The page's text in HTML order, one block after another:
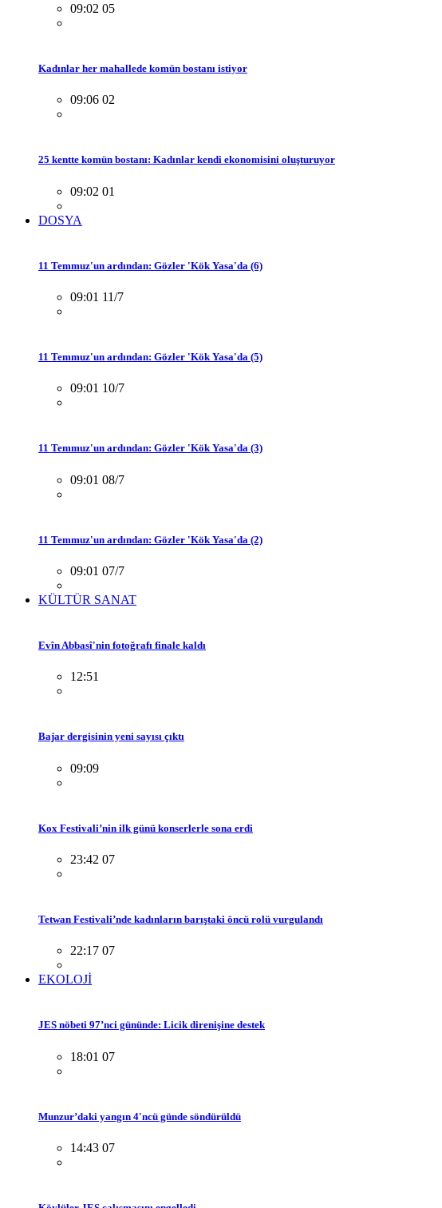
09:02 05
Kadınlar her mahallede komün bostanı istiyor
09:06 02
25 kentte komün bostanı: Kadınlar kendi ekonomisini oluşturuyor
09:02 01
DOSYA
11 Temmuz'un ardından: Gözler 'Kök Yasa'da (6)
09:01 11/7
11 Temmuz'un ardından: Gözler 'Kök Yasa'da (5)
09:01 10/7
11 Temmuz'un ardından: Gözler 'Kök Yasa'da (3)
09:01 08/7
11 Temmuz'un ardından: Gözler 'Kök Yasa'da (2)
09:01 07/7
KÜLTÜR SANAT
Evîn Abbasî'nin fotoğrafı finale kaldı
12:51
Bajar dergisinin yeni sayısı çıktı
09:09
Kox Festivali’nin ilk günü konserlerle sona erdi
23:42 07
Tetwan Festivali’nde kadınların barıştaki öncü rolü vurgulandı
22:17 07
EKOLOJİ
JES nöbeti 97’nci gününde: Licik direnişine destek
18:01 07
Munzur’daki yangın 4'ncü günde söndürüldü
14:43 07